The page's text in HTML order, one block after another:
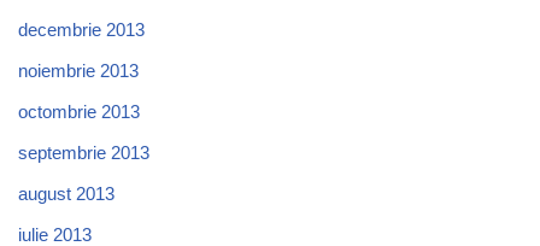
decembrie 2013
noiembrie 2013
octombrie 2013
septembrie 2013
august 2013
iulie 2013